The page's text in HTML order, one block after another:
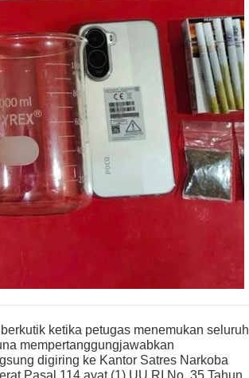
ketika petugas menemukan seluruh
mempertanggungjawabkan
digiring ke Kantor Satres Narkoba
Pasal 114 ayat (1) UU RI No. 35 Tahun